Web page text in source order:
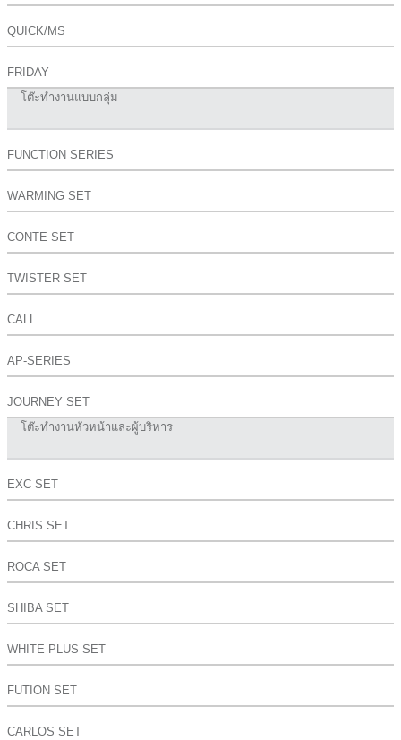
QUICK/MS
FRIDAY
โต๊ะทำงานแบบกลุ่ม
FUNCTION SERIES
WARMING SET
CONTE SET
TWISTER SET
CALL
AP-SERIES
JOURNEY SET
โต๊ะทำงานหัวหน้าและผู้บริหาร
EXC SET
CHRIS SET
ROCA SET
SHIBA SET
WHITE PLUS SET
FUTION SET
CARLOS SET